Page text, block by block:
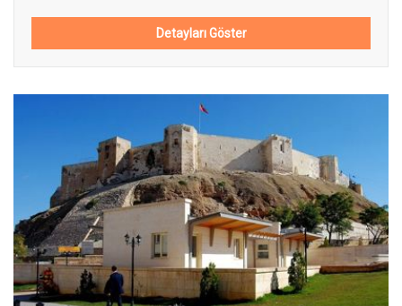
Detayları Göster